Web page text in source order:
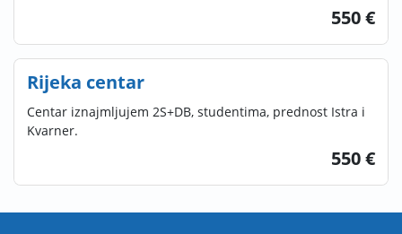
550 €
Rijeka centar
Centar iznajmljujem 2S+DB, studentima, prednost Istra i
Kvarner.
550 €